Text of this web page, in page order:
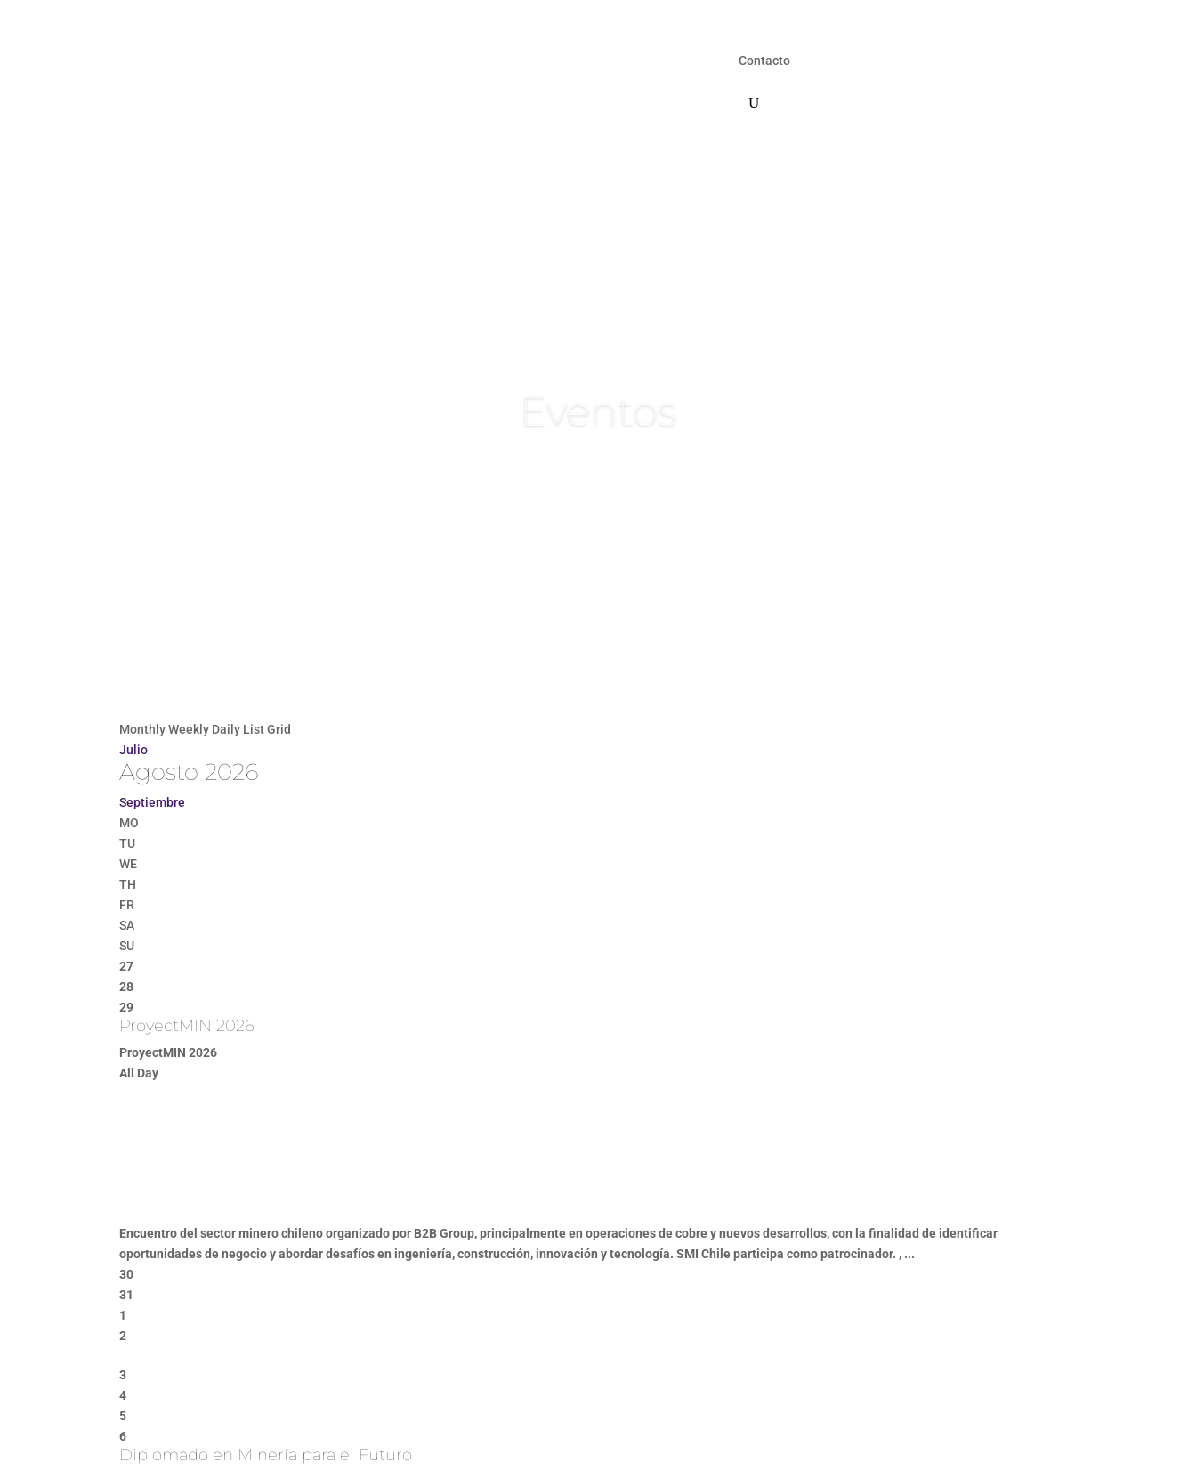
Contacto
Eventos
Monthly Weekly Daily List Grid
Julio
Agosto 2026
Septiembre
MO
TU
WE
TH
FR
SA
SU
27
28
29
ProyectMIN 2026
ProyectMIN 2026
All Day
Encuentro del sector minero chileno organizado por B2B Group, principalmente en operaciones de cobre y nuevos desarrollos, con la finalidad de identificar
oportunidades de negocio y abordar desafíos en ingeniería, construcción, innovación y tecnología. SMI Chile participa como patrocinador. , ...
30
31
1
2
3
4
5
6
Diplomado en Minería para el Futuro